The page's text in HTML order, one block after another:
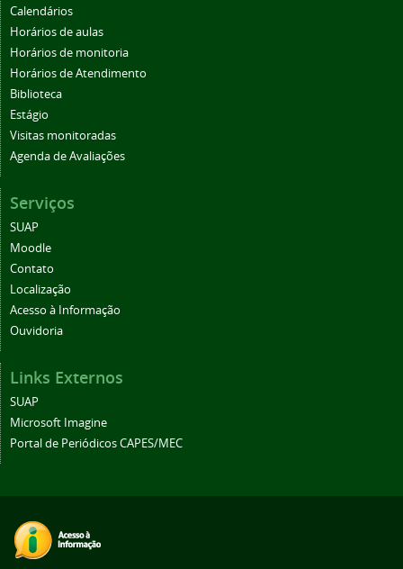
Calendários
Horários de aulas
Horários de monitoria
Horários de Atendimento
Biblioteca
Estágio
Visitas monitoradas
Agenda de Avaliações
Serviços
SUAP
Moodle
Contato
Localização
Acesso à Informação
Ouvidoria
Links Externos
SUAP
Microsoft Imagine
Portal de Periódicos CAPES/MEC